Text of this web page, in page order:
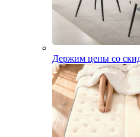
Держим цены со